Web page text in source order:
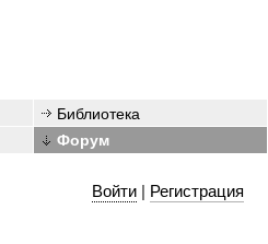
Библиотека
Форум
Войти| Регистрация